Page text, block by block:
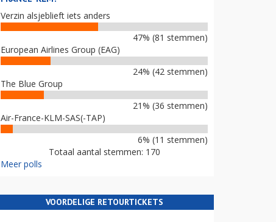
Verzin alsjeblieft iets anders
47% (81 stemmen)
European Airlines Group (EAG)
24% (42 stemmen)
The Blue Group
21% (36 stemmen)
Air-France-KLM-SAS(-TAP)
6% (11 stemmen)
Totaal aantal stemmen: 170
Meer polls
VOORDELIGE RETOURTICKETS